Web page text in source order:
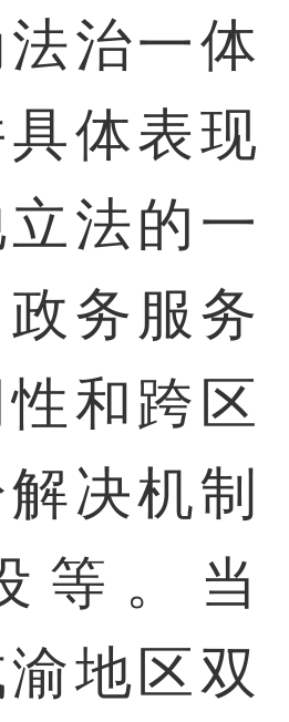
治一体
体表现
法的一
务服务
和跨区
决机制
等。当
地区双